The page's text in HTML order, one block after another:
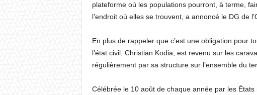
plateforme où les populations pourront, à terme,
l’endroit où elles se trouvent, a annoncé le DG de
En plus de rappeler que c’est une obligation pour
l’état civil, Christian Kodia, est revenu sur les
régulièrement par sa structure sur l’ensemble du
Célébrée le 10 août de chaque année par les